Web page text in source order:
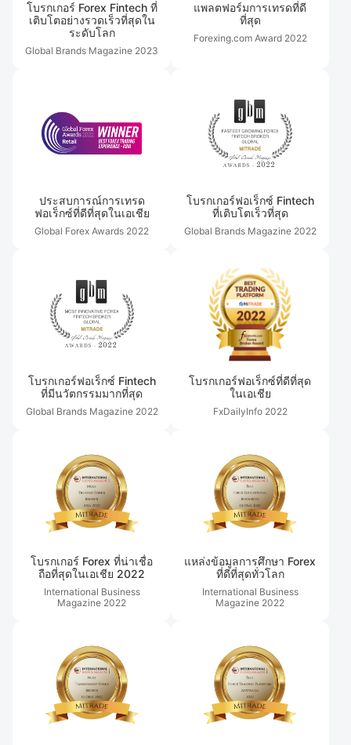
โบรกเกอร์ Forex Fintech ที่
เติบโตอย่างรวดเร็วที่สุดใน
ระดับโลก
Global Brands Magazine 2023
แพลตฟอร์มการเทรดที่ดี
ที่สุด
Forexing.com Award2022
ประสบการณ์การเทรด
ฟอเร็กซ์ที่ดีที่สุดในเอเชีย
Global Forex Awards 2022
โบรกเกอร์ฟอเร็กซ์ Fintech
ที่เติบโตเร็วที่สุด
Global Brands Magazine2022
โบรกเกอร์ฟอเร็กซ์ Fintech
ที่มีนวัตกรรมมากที่สุด
Global Brands Magazine2022
โบรกเกอร์ฟอเร็กซ์ที่ดีที่สุด
ในเอเชีย
FxDailyInfo2022
โบรกเกอร์ Forex ที่น่าเชื่อ
ถือที่สุดในเอเชีย 2022
International Business
Magazine 2022
แหล่งข้อมูลการศึกษา Forex
ที่ดีที่สุดทั่วโลก
International Business
Magazine 2022